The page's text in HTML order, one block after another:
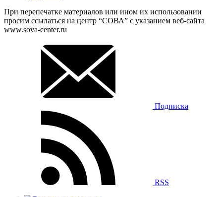
При перепечатке материалов или ином их использовании
просим ссылаться на центр “СОВА” с указанием веб-сайта
www.sova-center.ru
Подписка
RSS